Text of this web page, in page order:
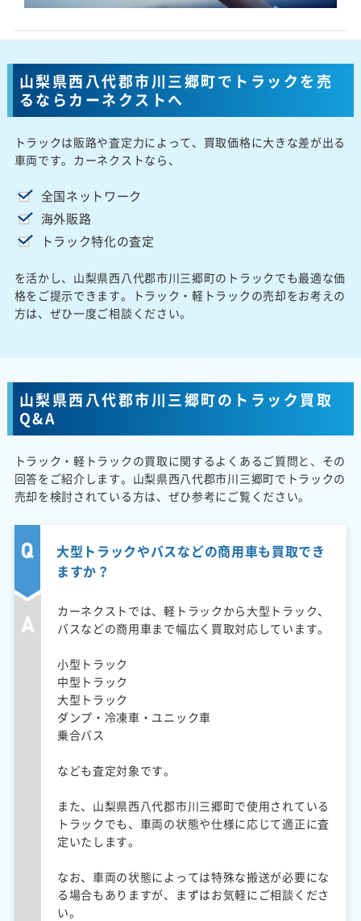
山梨県西八代郡市川三郷町でトラックを売
るならカーネクストへ
トラックは販路や査定力によって、買取価格に大きな差が出る
車両です。カーネクストなら、
全国ネットワーク
海外販路
トラック特化の査定
を活かし、山梨県西八代郡市川三郷町のトラックでも最適な価
格をご提示できます。トラック・軽トラックの売却をお考えの
方は、ぜひ一度ご相談ください。
山梨県西八代郡市川三郷町のトラック買取
Q&A
トラック・軽トラックの買取に関するよくあるご質問と、その
回答をご紹介します。山梨県西八代郡市川三郷町でトラックの
売却を検討されている方は、ぜひ参考にご覧ください。
大型トラックやバスなどの商用車も買取でき
ますか？
カーネクストでは、軽トラックから大型トラック、
バスなどの商用車まで幅広く買取対応しています。
小型トラック
中型トラック
大型トラック
ダンプ・冷凍車・ユニック車
乗合バス
なども査定対象です。
また、山梨県西八代郡市川三郷町で使用されている
トラックでも、車両の状態や仕様に応じて適正に査
定いたします。
なお、車両の状態によっては特殊な搬送が必要にな
る場合もありますが、まずはお気軽にご相談くださ
い。